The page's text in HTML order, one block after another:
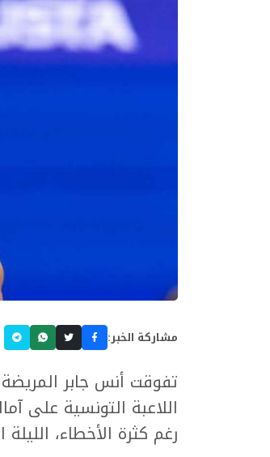
مشاركة الخبر:
اللاعبة التونسية على
رغم كثرة الأخطاء، الليلة